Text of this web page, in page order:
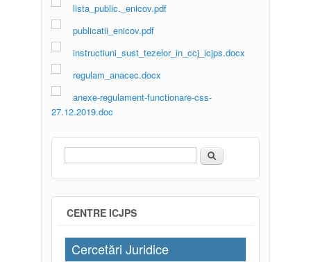
lista_public._enicov.pdf
publicatii_enicov.pdf
instructiuni_sust_tezelor_in_ccj_icjps.docx
regulam_anacec.docx
anexe-regulament-functionare-css-
27.12.2019.doc
Formular de căutare
Căutare
CENTRE ICJPS
Cercetări Juridice